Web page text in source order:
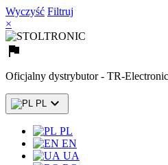
Wyczyść Filtruj
×

Oficjalny dystrybutor - TR-
PL 
PL
EN
UA